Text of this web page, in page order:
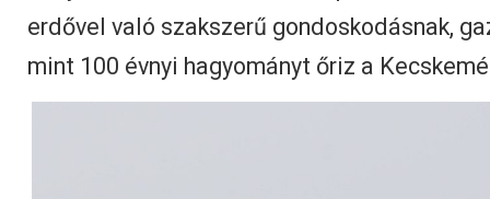
erdővel való szakszerű gondoskodásnak,
mint 100 évnyi hagyományt őriz a